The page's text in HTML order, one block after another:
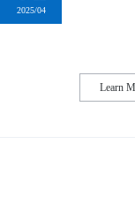
2025/04
Learn